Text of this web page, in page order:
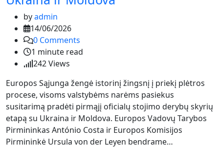
byadmin
14/06/2026
0 Comments
1 minute read
242Views
Europos Sąjunga žengė istorinį žingsnį į priekį plėtros
procese, visoms valstybėms narėms pasiekus
susitarimą pradėti pirmąjį oficialų stojimo derybų skyrių
etapą su Ukraina ir Moldova. Europos Vadovų Tarybos
Pirmininkas António Costa ir Europos Komisijos
Pirmininkė Ursula von der Leyen bendrame…